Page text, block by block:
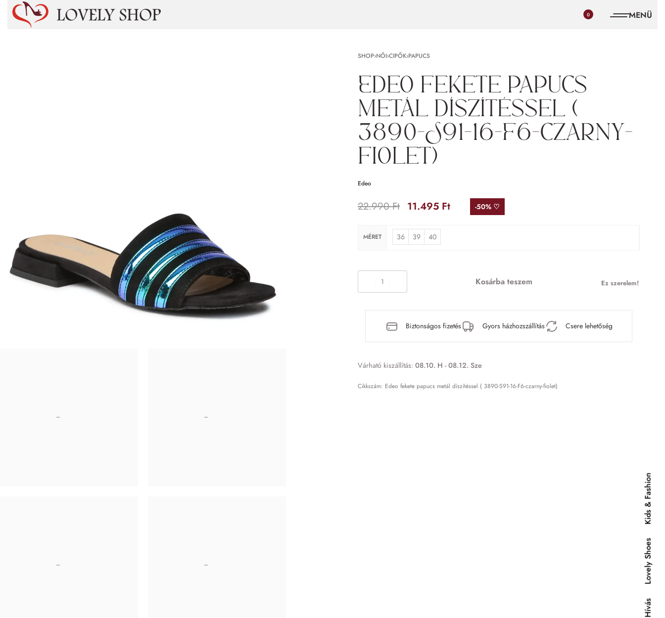
0
SHOP›NŐI›CIPŐK›PAPUCS
Edeo fekete papucs
metál díszítéssel (
3890-S91-16-F6-czarny-
fiolet)
Edeo
22.990Ft 11.495 Ft -50% ♡
MÉRET 36 39 40
Kosárba teszem Ez szerelem!
Biztonságos fizetés Gyors házhozszállítás Csere lehetőség
Várható kiszállítás: 08.10. H - 08.12. Sze
Edeo fekete papucs metál díszítéssel ( 3890-S91-16-F6-czarny-fiolet)
Hívás
Lovely Shoes
Kids & Fashion